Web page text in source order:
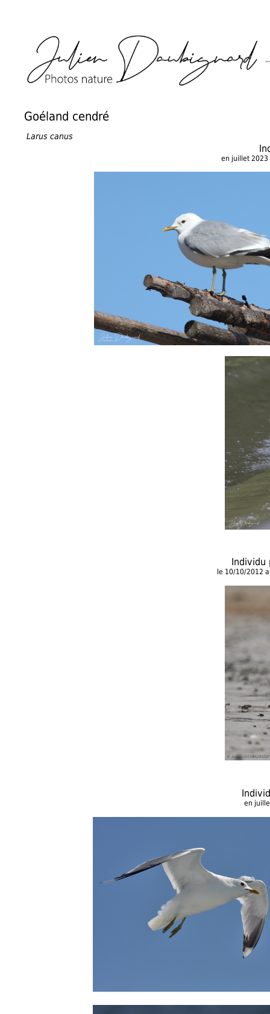
Goéland cendré
Larus canus
en juillet 2023
Individu
le 10/10/2012
en